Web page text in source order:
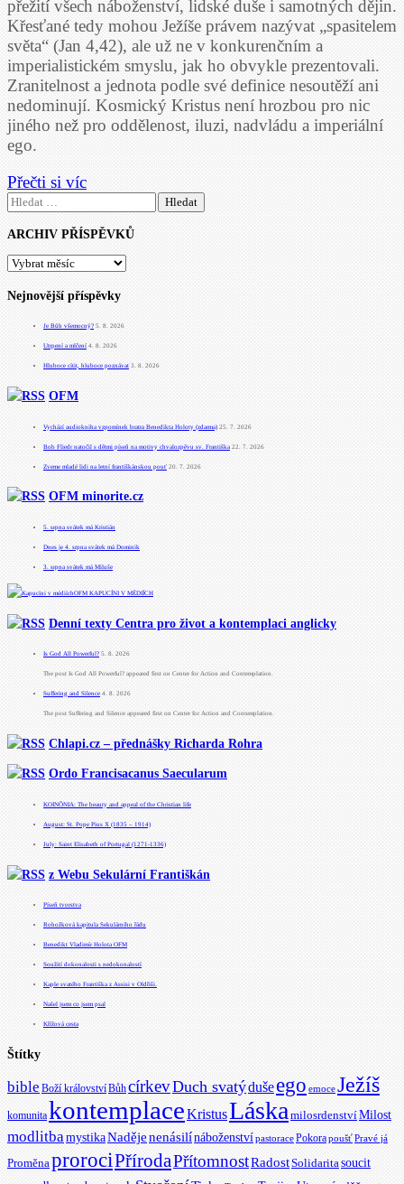
přežití všech náboženství, lidské duše i samotných dějin.
Křesťané tedy mohou Ježíše právem nazývat „spasitelem
světa“ (Jan 4,42), ale už ne v konkurenčním a
imperialistickém smyslu, jak ho obvykle prezentovali.
Zranitelnost a jednota podle své definice nesoutěží ani
nedominují. Kosmický Kristus není hrozbou pro nic
jiného než pro oddělenost, iluzi, nadvládu a imperiální
ego.
Přečti si víc
Vyhledávání
ARCHIV PŘÍSPĚVKŮ
ARCHIV
Nejnovější příspěvky
Je Bůh všemocný? 5. 8. 2026
Utrpení a mlčení 4. 8. 2026
Hluboce cítit, hluboce poznávat 3. 8. 2026
OFM
Vychází audiokniha vzpomínek bratra Benedikta Holoty (zdarma) 25. 7. 2026
Bob Fliedr natočil s dětmi píseň na motivy chvalozpěvu sv. Františka 22. 7. 2026
Zveme mladé lidi na letní františkánskou pouť 20. 7. 2026
OFM minorite.cz
5. srpna svátek má Kristián
Dnes je 4. srpna svátek má Dominik
3. srpna svátek má Miluše
OFM KAPUCÍNI V MÉDIÍCH
Denní texty Centra pro život a kontemplaci anglicky
Is God All Powerful? 5. 8. 2026
The post Is God All Powerful? appeared first on Center for Action and Contemplation.
Suffering and Silence 4. 8. 2026
The post Suffering and Silence appeared first on Center for Action and Contemplation.
Chlapi.cz – přednášky Richarda Rohra
Ordo Francisacanus Saecularum
KOINÕNIA: The beauty and appeal of the Christian life
August: St. Pope Pius X (1835 – 1914)
July: Saint Elisabeth of Portugal (1271-1336)
z Webu Sekulární Františkán
Píseň tvorstva
Rohožková kapitula Sekulárního řádu
Benedikt Vladimír Holota OFM
Soužití dokonalosti s nedokonalostí
Kaple svatého Františka z Assisi v Oldřiši.
Našel jsem co jsem psal
Křížová cesta
Štítky
bible Boží královstvíBůhcírkevDuch svatýdušeego emoceJežíš
komunitakontemplaceKristusLáskamilosrdenstvíMilost
modlitbamystikaNadějenenásilínáboženstvípastoracePokorapoušť Pravé já
ProměnaprorociPřírodaPřítomnostRadostSolidaritasoucit